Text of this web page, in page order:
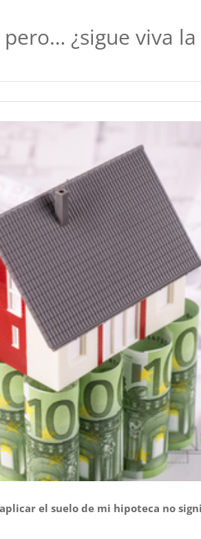
¿sigue viva
el suelo de mi hipoteca no